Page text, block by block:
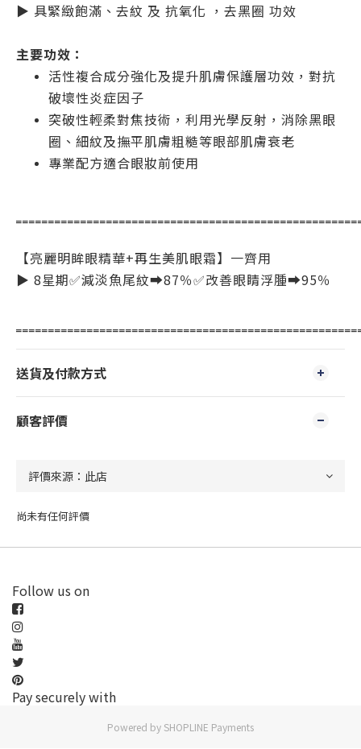
▶ 具緊緻飽滿、去紋 及 抗氧化 ，去黑圈 功效
主要功效：
活性複合成分強化及提升肌膚保護層功效，對抗
破壞性炎症因子
突破性輕柔對焦技術，利用光學反射，消除黑眼
圈、細紋及撫平肌膚粗糙等眼部肌膚衰老
專業配方適合眼妝前使用
【亮麗明眸眼精華+再生美肌眼霜】一齊用
▶ 8星期✅減淡魚尾紋➡️87％✅改善眼睛浮腫➡️95％
送貨及付款方式
顧客評價
尚未有任何評價
Follow us on
Pay securely with
Powered by SHOPLINE Payments